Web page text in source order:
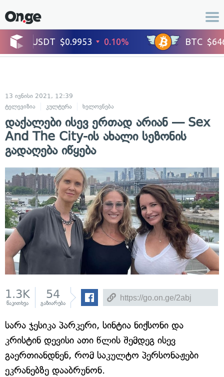
13 ივნისი 2021, 12:39
ტელევიზია
კულტურა ხელოვნება
დაქალები ისევ ერთად არიან — Sex
And The City-ის ახალი სეზონის
გადაღება იწყება
1.3K
წაკითხვა
54
გაზიარება
სარა ჯესიკა პარკერი, სინტია ნიქსონი და
კრისტინ დევისი ათი წლის შემდეგ ისევ
გაერთიანდნენ, რომ საკულტო პერსონაჟები
ეკრანებზე დააბრუნონ.